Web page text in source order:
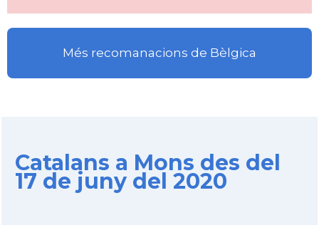
Més recomanacions de Bèlgica
Catalans a Mons des del
17 de juny del 2020